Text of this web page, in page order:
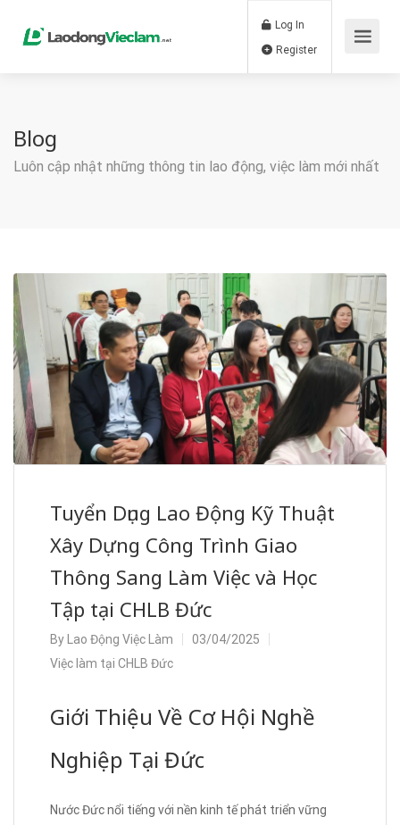
Log In
Blog
Luôn cập nhật những thông tin lao động, việc làm mới nhất
Tuyển Dụng Lao Động Kỹ Thuật
Xây Dựng Công Trình Giao
Thông Sang Làm Việc và Học
Tập tại CHLB Đức
By Lao Động Việc Làm
03/04/2025
Việc làm tại CHLB Đức
Giới Thiệu Về Cơ Hội Nghề
Nghiệp Tại Đức
Nước Đức nổi tiếng với nền kinh tế phát triển vững